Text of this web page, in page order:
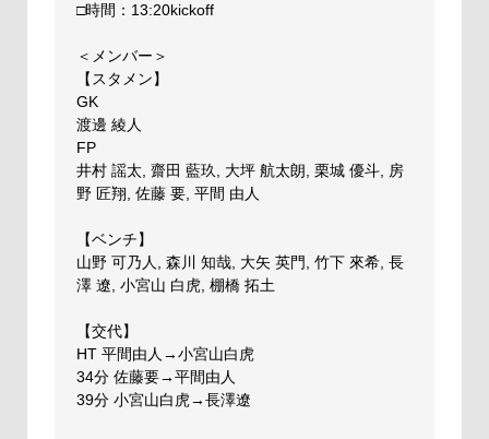
□時間：13:20kickoff
＜メンバー＞
【スタメン】
GK
渡邊 綾人
FP
井村 謡太, 齋田 藍玖, 大坪 航太朗, 栗城 優斗, 房
野 匠翔, 佐藤 要, 平間 由人
【ベンチ】
山野 可乃人, 森川 知哉, 大矢 英門, 竹下 來希, 長
澤 遼, 小宮山 白虎, 棚橋 拓土
【交代】
HT 平間由人→小宮山白虎
34分 佐藤要→平間由人
39分 小宮山白虎→長澤遼